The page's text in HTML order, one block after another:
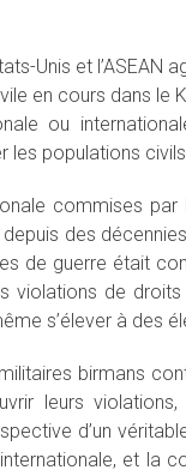
Unis et
en cours dans
ou
les populations
commises
des
de guerre était
de droits
s’élever à des
birmans
leurs violations,
d’un
et la